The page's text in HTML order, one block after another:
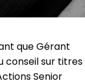
que Gérant
conseil sur titres
Senior